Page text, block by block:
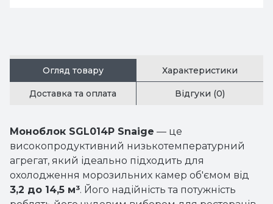
Огляд товару Характеристики
Доставка та оплата Відгуки (0)
Моноблок SGL014P Snaige — це
високопродуктивний низькотемпературний
агрегат, який ідеально підходить для
охолодження морозильних камер об'ємом від
3,2 до 14,5 м³. Його надійність та потужність